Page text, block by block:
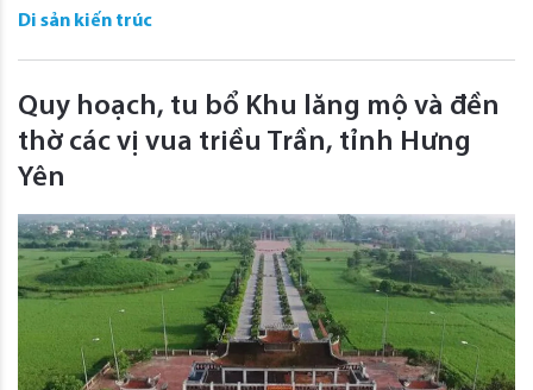
Di sản kiến trúc
Quy hoạch, tu bổ Khu lăng mộ và đền
thờ các vị vua triều Trần, tỉnh Hưng
Yên